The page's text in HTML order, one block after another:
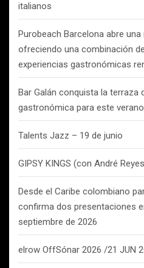
italianos
Purobeach Barcelona abre
ofreciendo una combinación
experiencias gastronómicas
Bar Galán conquista la terraza
gastronómica para este
Talents Jazz – 19 de junio
GIPSY KINGS (con André
Desde el Caribe colombiano
confirma dos presentaciones
septiembre de 2026
elrow OffSónar 2026 /21 JUN